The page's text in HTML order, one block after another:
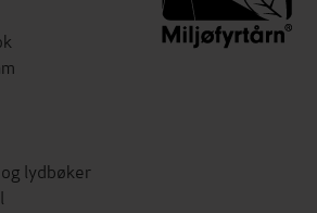
lydbøker